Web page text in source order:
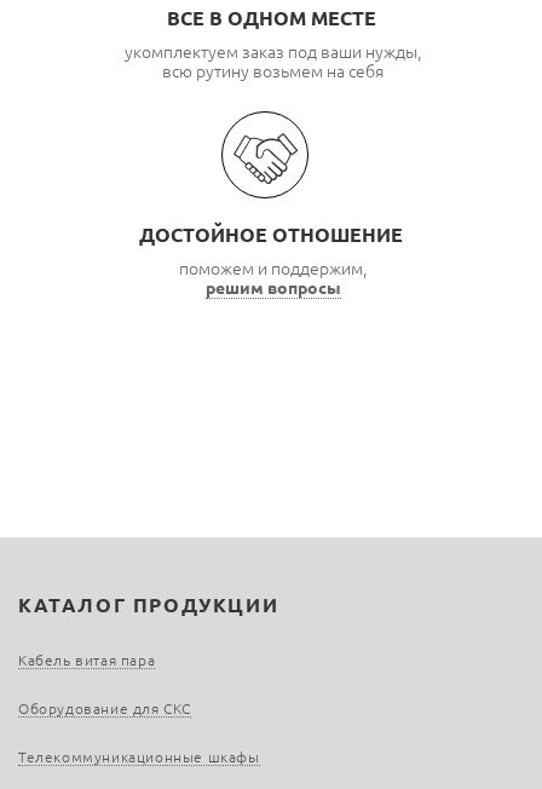
ВСЕ В ОДНОМ МЕСТЕ
укомплектуем заказ под ваши нужды,
всю рутину возьмем на себя
ДОСТОЙНОЕ ОТНОШЕНИЕ
поможем и поддержим,
решим вопросы
КАТАЛОГ ПРОДУКЦИИ
Кабель витая пара
Оборудование для СКС
Телекоммуникационные шкафы